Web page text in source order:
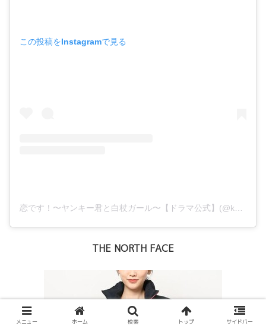
この投稿をInstagramで見る
THE NORTH FACE
メニュー ホーム 検索 トップ サイドバー